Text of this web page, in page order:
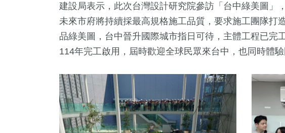
建設局表示，此次台灣設計研究院參訪「台中綠美圖」
未來市府將持續採最高規格施工品質，要求施工團隊打
品綠美圖，台中晉升國際城市指日可待，主體工程已完
114年完工啟用，屆時歡迎全球民眾來台中，也同時體驗